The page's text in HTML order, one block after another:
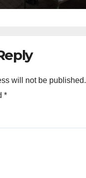
will not be published.
*